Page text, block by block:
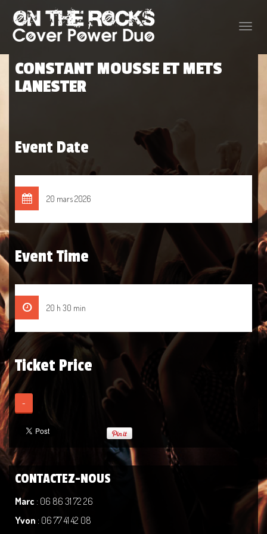
Toggle
CONSTANT MOUSSE ET METS
LANESTER
Event Date
20 mars 2026
Event Time
20 h 30 min
Ticket Price
-
CONTACTEZ-NOUS
Marc : 06 86 31 72 26
Yvon : 06 77 41 42 08